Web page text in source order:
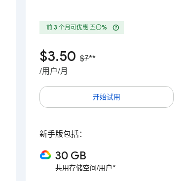
前 3 个月可优惠 五〇% help
$3.50 $7**
/用户/月
开始试用
新手版包括：
30 GB
共用存储空间/用户*